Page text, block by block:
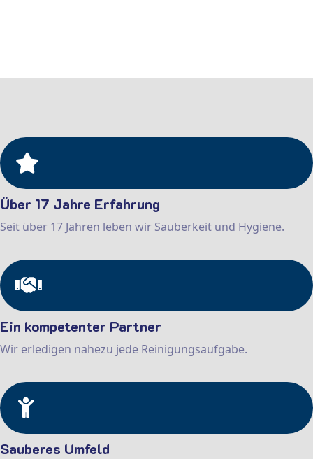
Über 17 Jahre Erfahrung
Seit über 17 Jahren leben wir Sauberkeit und Hygiene.
Ein kompetenter Partner
Wir erledigen nahezu jede Reinigungsaufgabe.
Sauberes Umfeld